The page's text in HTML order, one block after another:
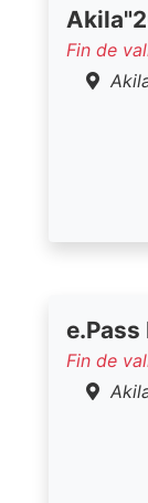
Fin de
Fin de